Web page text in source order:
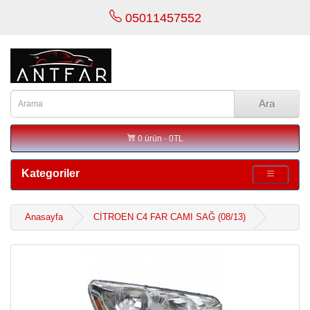
05011457552
Ara
0 ürün - 0TL
Kategoriler
Anasayfa CİTROEN C4 FAR CAMI SAĞ (08/13)